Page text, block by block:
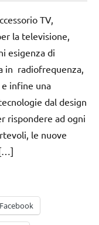
TV,
la televisione,
esigenza di
in radiofrequenza,
infine una
dal design
rispondere ad ogni
le nuove
[…]
Facebook